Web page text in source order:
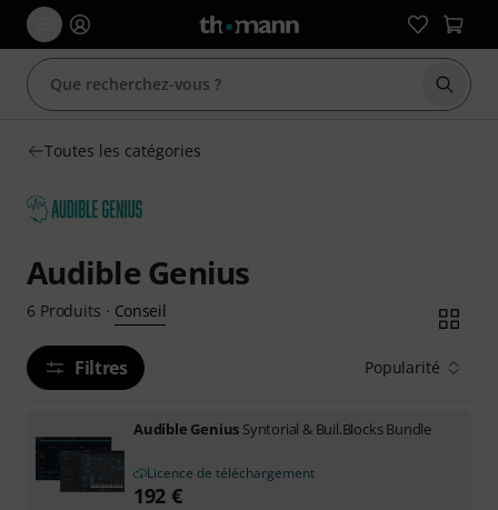
Toutes les catégories
Audible Genius
6 Produits · Conseil
Filtres Popularité
Audible Genius Syntorial & Buil.Blocks Bundle
Licence de téléchargement
192 €